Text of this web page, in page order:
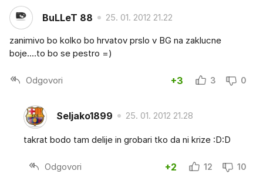
BuLLeT 88 25. 01. 2012 21.22
zanimivo bo kolko bo hrvatov prslo v BG na zaklucne
boje....to bo se pestro =)
Odgovori +3 3 0
Seljako1899 25. 01. 2012 21.28
takrat bodo tam delije in grobari tko da ni krize :D:D
Odgovori +2 12 10